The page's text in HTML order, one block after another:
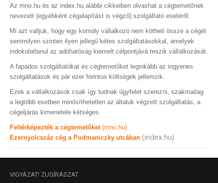
Az mno.hu és az index.hu alábbi cikkeiben olvashat a cégtemetőnek
nevezett (egyébként cégalapítást is végző) szolgáltató esetéről.
Mi azt valljuk, hogy egy komoly vállalkozó nem kötheti össze a cégét
semmilyen szinten ilyen jellegű kétes szolgáltatásokkal, amelyek
indokolatlanul az adóhatóság kiemelt célpontjává teszik vállalkozását.
A fapados szolgáltatókat és cégtemetőket leginkább az ingyenes
szolgáltatások és pár ezer forintos költségek jellemzik.
Ezek a vállalkozások csak így tudnak ügyfelet szerezni, szakmailag
a legtöbb esetben minősíthetetlen az általuk végzett szolgáltatás, a
cégeljárás kimenetele kétséges.
Feltérképezték a cégtemetőket (mno.hu)
Ezernyolcszáz cég a Podmaniczky utcában (index.hu)
VIGYÁZAT! ZUGÍRÁSZAT